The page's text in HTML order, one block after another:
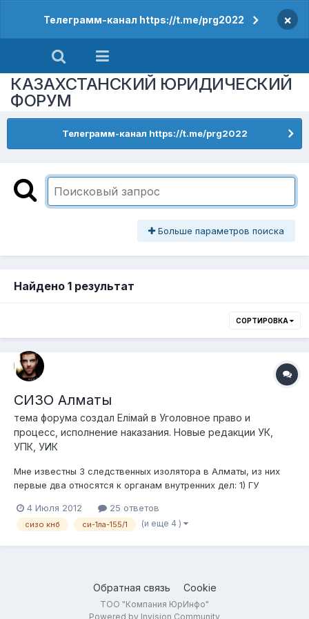
Телеграмм-канал https://t.me/prg2022 ×
КАЗАХСТАНСКИЙ ЮРИДИЧЕСКИЙ
ФОРУМ
Телеграмм-канал https://t.me/prg2022
Больше параметров поиска
Найдено 1 результат
СОРТИРОВКА
СИЗО Алматы
тема форума создал Елiмай в Уголовное право и
процесс, исполнение наказания. Новые редакции УК,
УПК, УИК
Мне известны 3 следственных изолятора в Алматы, из них
первые два относятся к органам внутренних дел: 1) ГУ
по западную сторону Сейфуллина, во дворах, между ул.
Маметовой и пр. Райымбека (ну или между рестораном
4 Июля 2012 25 ответов
сизо кнб си-1ла-155/1 (и еще 4 )
Обратная связь Cookie
ТОО "Компания ЮрИнфо"
Powered by Invision Community